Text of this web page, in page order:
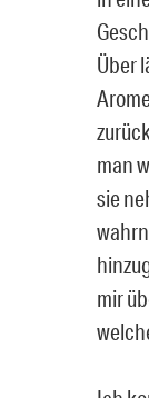
Über
man
sie
mir